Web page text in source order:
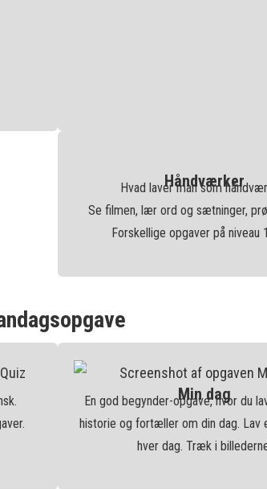
Håndværker
Hvad laver man som
Se filmen, lær ord og sætninger,
Forskellige opgaver på niveau
Min dag
En god begynder-opgave, hvor du
historie og fortæller om din dag. Lav
hver dag. Træk i